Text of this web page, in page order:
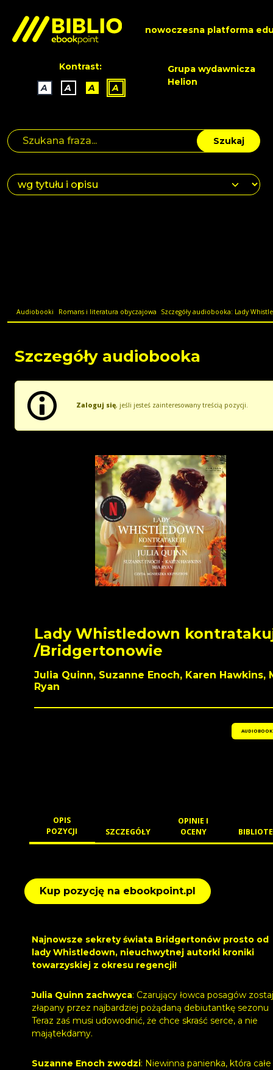
nowoczesna platforma
Kontrast:
A
A A A
Grupa wydawnicza
Helion
Szukaj
Audiobooki Romans i literatura obyczajowa Szczegóły audiobooka: Lady
Szczegóły audiobooka
Zaloguj się, jeśli jesteś zainteresowany treścią pozycji.
Lady Whistledown
/Bridgertonowie
Julia Quinn, Suzanne Enoch, Karen Hawkins,
Ryan
AUDIOBOOK
OPIS
POZYCJI
SZCZEGÓŁY
OPINIE I
OCENY
Kup pozycję na ebookpoint.pl
Najnowsze sekrety świata Bridgertonów prosto od
lady Whistledown, nieuchwytnej autorki kroniki
towarzyskiej z okresu regencji!
Julia Quinn zachwyca: Czarujący łowca posagów
złapany przez najbardziej pożądaną debiutantkę sezonu
Teraz zaś musi udowodnić, że chce skraść serce, a nie
majątekdamy.
Suzanne Enoch zwodzi: Niewinna panienka, która całe